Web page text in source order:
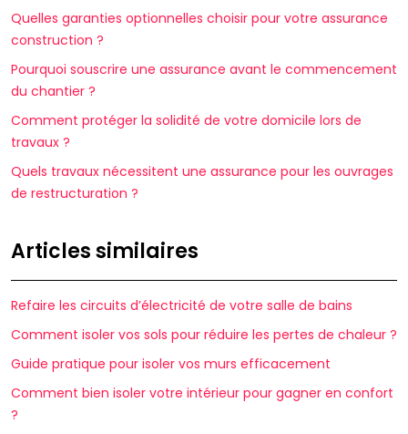
Quelles garanties optionnelles choisir pour votre assurance
construction ?
Pourquoi souscrire une assurance avant le commencement
du chantier ?
Comment protéger la solidité de votre domicile lors de
travaux ?
Quels travaux nécessitent une assurance pour les ouvrages
de restructuration ?
Articles similaires
Refaire les circuits d’électricité de votre salle de bains
Comment isoler vos sols pour réduire les pertes de chaleur ?
Guide pratique pour isoler vos murs efficacement
Comment bien isoler votre intérieur pour gagner en confort
?